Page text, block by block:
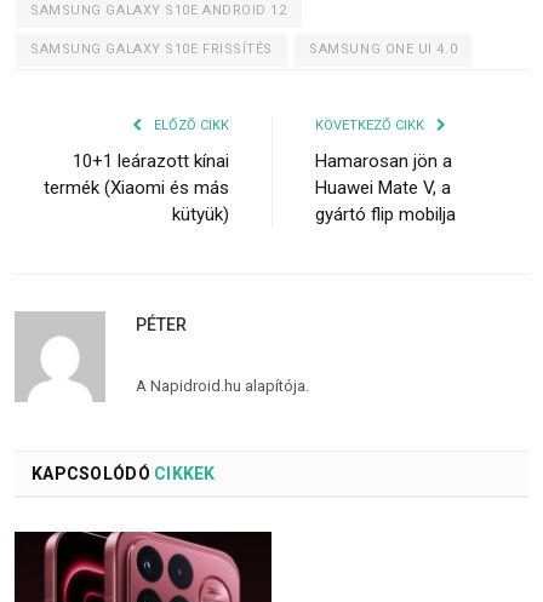
SAMSUNG GALAXY S10E ANDROID 12
SAMSUNG GALAXY S10E FRISSÍTÉS SAMSUNG ONE UI 4.0
ELŐZŐ CIKK
10+1 leárazott kínai
termék (Xiaomi és más
kütyük)
KÖVETKEZŐ CIKK
Hamarosan jön a
Huawei Mate V, a
gyártó flip mobilja
PÉTER
A Napidroid.hu alapítója.
KAPCSOLÓDÓ CIKKEK